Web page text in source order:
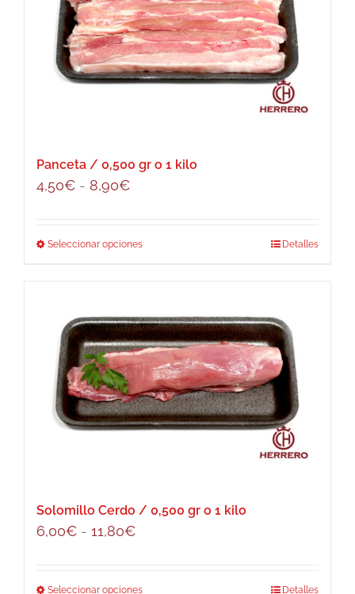
Panceta / 0,500 gr o 1 kilo
4,50€ - 8,90€Rango
desde
8,90€
Seleccionar opcionesEste
variantes.
Las
opciones
se
pueden
página
Detalles
Solomillo Cerdo / 0,500 gr o 1 kilo
6,00€ - 11,80€Rango
Seleccionar opciones Detalles